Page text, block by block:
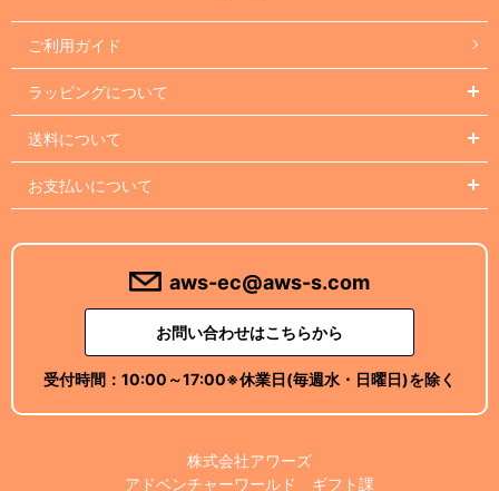
ご利用ガイド
ラッピングについて
送料について
お支払いについて
aws-ec@aws-s.com
お問い合わせはこちらから
受付時間： 10:00～17:00※休業日(毎週水・日曜日)を除く
株式会社アワーズ
アドベンチャーワールド ギフト課